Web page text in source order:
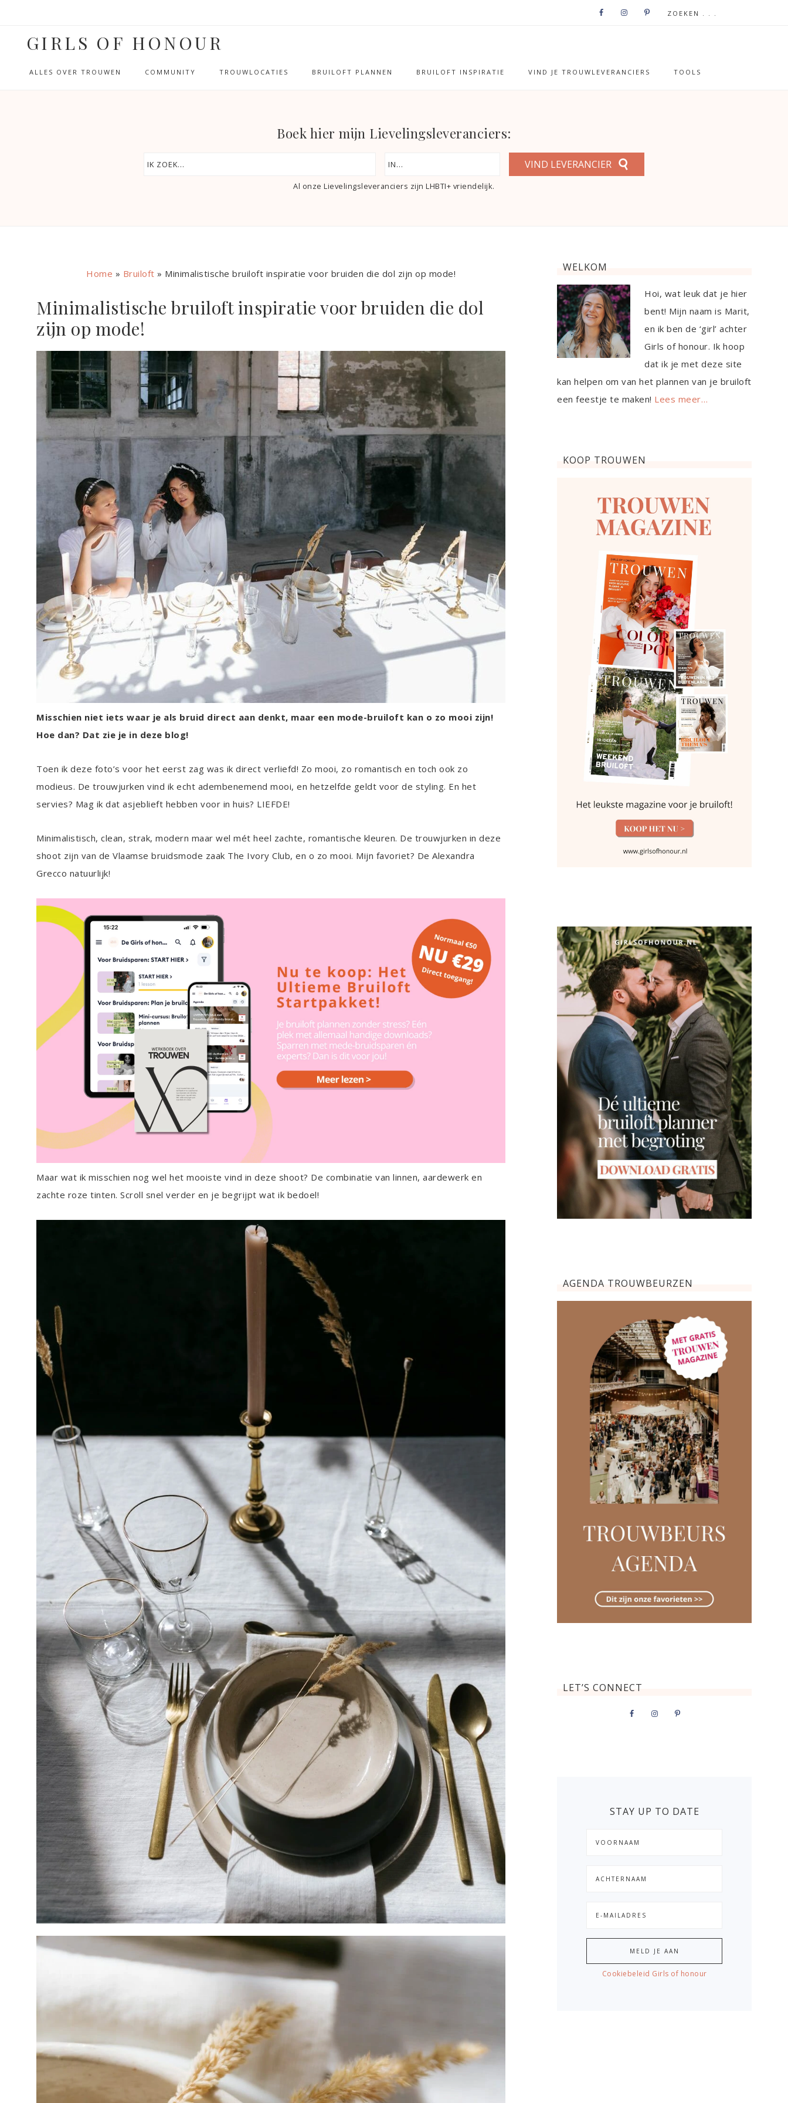
GIRLS OF HONOUR
ALLES OVER TROUWEN COMMUNITY TROUWLOCATIES BRUILOFT PLANNEN BRUILOFT INSPIRATIE VIND JE TROUWLEVERANCIERS TOOLS
Boek hier mijn Lievelingsleveranciers:
VIND LEVERANCIER
Al onze Lievelingsleveranciers zijn LHBTI+ vriendelijk.
Home » Bruiloft » Minimalistische bruiloft inspiratie voor bruiden die dol zijn op mode!
Minimalistische bruiloft inspiratie voor bruiden die dol
zijn op mode!
Misschien niet iets waar je als bruid direct aan denkt, maar een mode-bruiloft kan o zo mooi zijn!
Hoe dan? Dat zie je in deze blog!
Toen ik deze foto’s voor het eerst zag was ik direct verliefd! Zo mooi, zo romantisch en toch ook zo
modieus. De trouwjurken vind ik echt adembenemend mooi, en hetzelfde geldt voor de styling. En het
servies? Mag ik dat asjeblieft hebben voor in huis? LIEFDE!
Minimalistisch, clean, strak, modern maar wel mét heel zachte, romantische kleuren. De trouwjurken in deze
shoot zijn van de Vlaamse bruidsmode zaak The Ivory Club, en o zo mooi. Mijn favoriet? De Alexandra
Grecco natuurlijk!
Maar wat ik misschien nog wel het mooiste vind in deze shoot? De combinatie van linnen, aardewerk en
zachte roze tinten. Scroll snel verder en je begrijpt wat ik bedoel!
WELKOM
Hoi, wat leuk dat je hier
bent! Mijn naam is Marit,
en ik ben de ‘girl’ achter
Girls of honour. Ik hoop
dat ik je met deze site
kan helpen om van het plannen van je bruiloft
een feestje te maken! Lees meer…
KOOP TROUWEN
AGENDA TROUWBEURZEN
LET’S CONNECT
STAY UP TO DATE
Cookiebeleid Girls of honour